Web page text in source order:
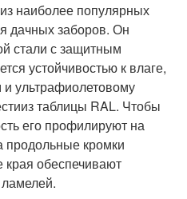
наиболее популярных
дачных заборов. Он
стали с защитным
устойчивостью к влаге,
ультрафиолетовому
таблицы RAL. Чтобы
его профилируют на
продольные кромки
обеспечивают